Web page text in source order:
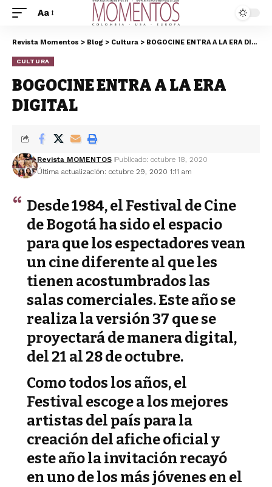
Aa
Revista Momentos > Blog > Cultura > BOGOCINE ENTRA A LA ERA DIGITAL
CULTURA
BOGOCINE ENTRA A LA ERA
DIGITAL
Última actualización: octubre 29, 2020 1:11 am
Revista MOMENTOS Publicado: octubre 18, 2020
Desde 1984, el Festival de Cine
de Bogotá ha sido el espacio
para que los espectadores vean
un cine diferente al que les
tienen acostumbrados las
salas comerciales. Este año se
realiza la versión 37 que se
proyectará de manera digital,
del 21 al 28 de octubre.
Como todos los años, el
Festival escoge a los mejores
artistas del país para la
creación del afiche oficial y
este año la invitación recayó
en uno de los más jóvenes en el